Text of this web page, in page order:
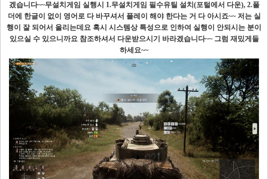
겠습니다~~무설치게임 실행시 1.무설치게임 필수유틸 설치 (포털에서 다운), 2.폴
더에 한글이 없이 영어로 다 바꾸셔서 플레이 해야 한다는 거 다 아시죠~~ 저는 실
행이 잘 되어서 올리는데요 혹시 시스템상 특성으로 인하여 실행이 안되시는 분이
있으실 수 있으니까요 참조하셔서 다운받으시기 바라겠습니다~~ 그럼 재밌게들
하세요~~